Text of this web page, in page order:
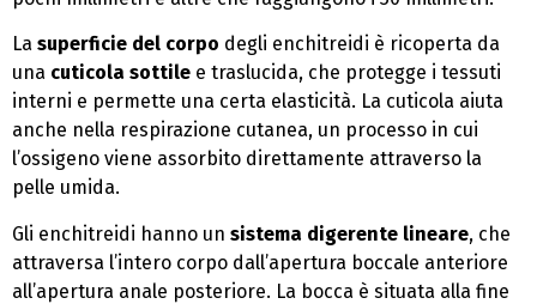
La superficie del corpo degli enchitreidi è ricoperta da
una cuticola sottile e traslucida, che protegge i tessuti
interni e permette una certa elasticità. La cuticola aiuta
anche nella respirazione cutanea, un processo in cui
l’ossigeno viene assorbito direttamente attraverso la
pelle umida.
Gli enchitreidi hanno un sistema digerente lineare, che
attraversa l’intero corpo dall’apertura boccale anteriore
all’apertura anale posteriore. La bocca è situata alla fine